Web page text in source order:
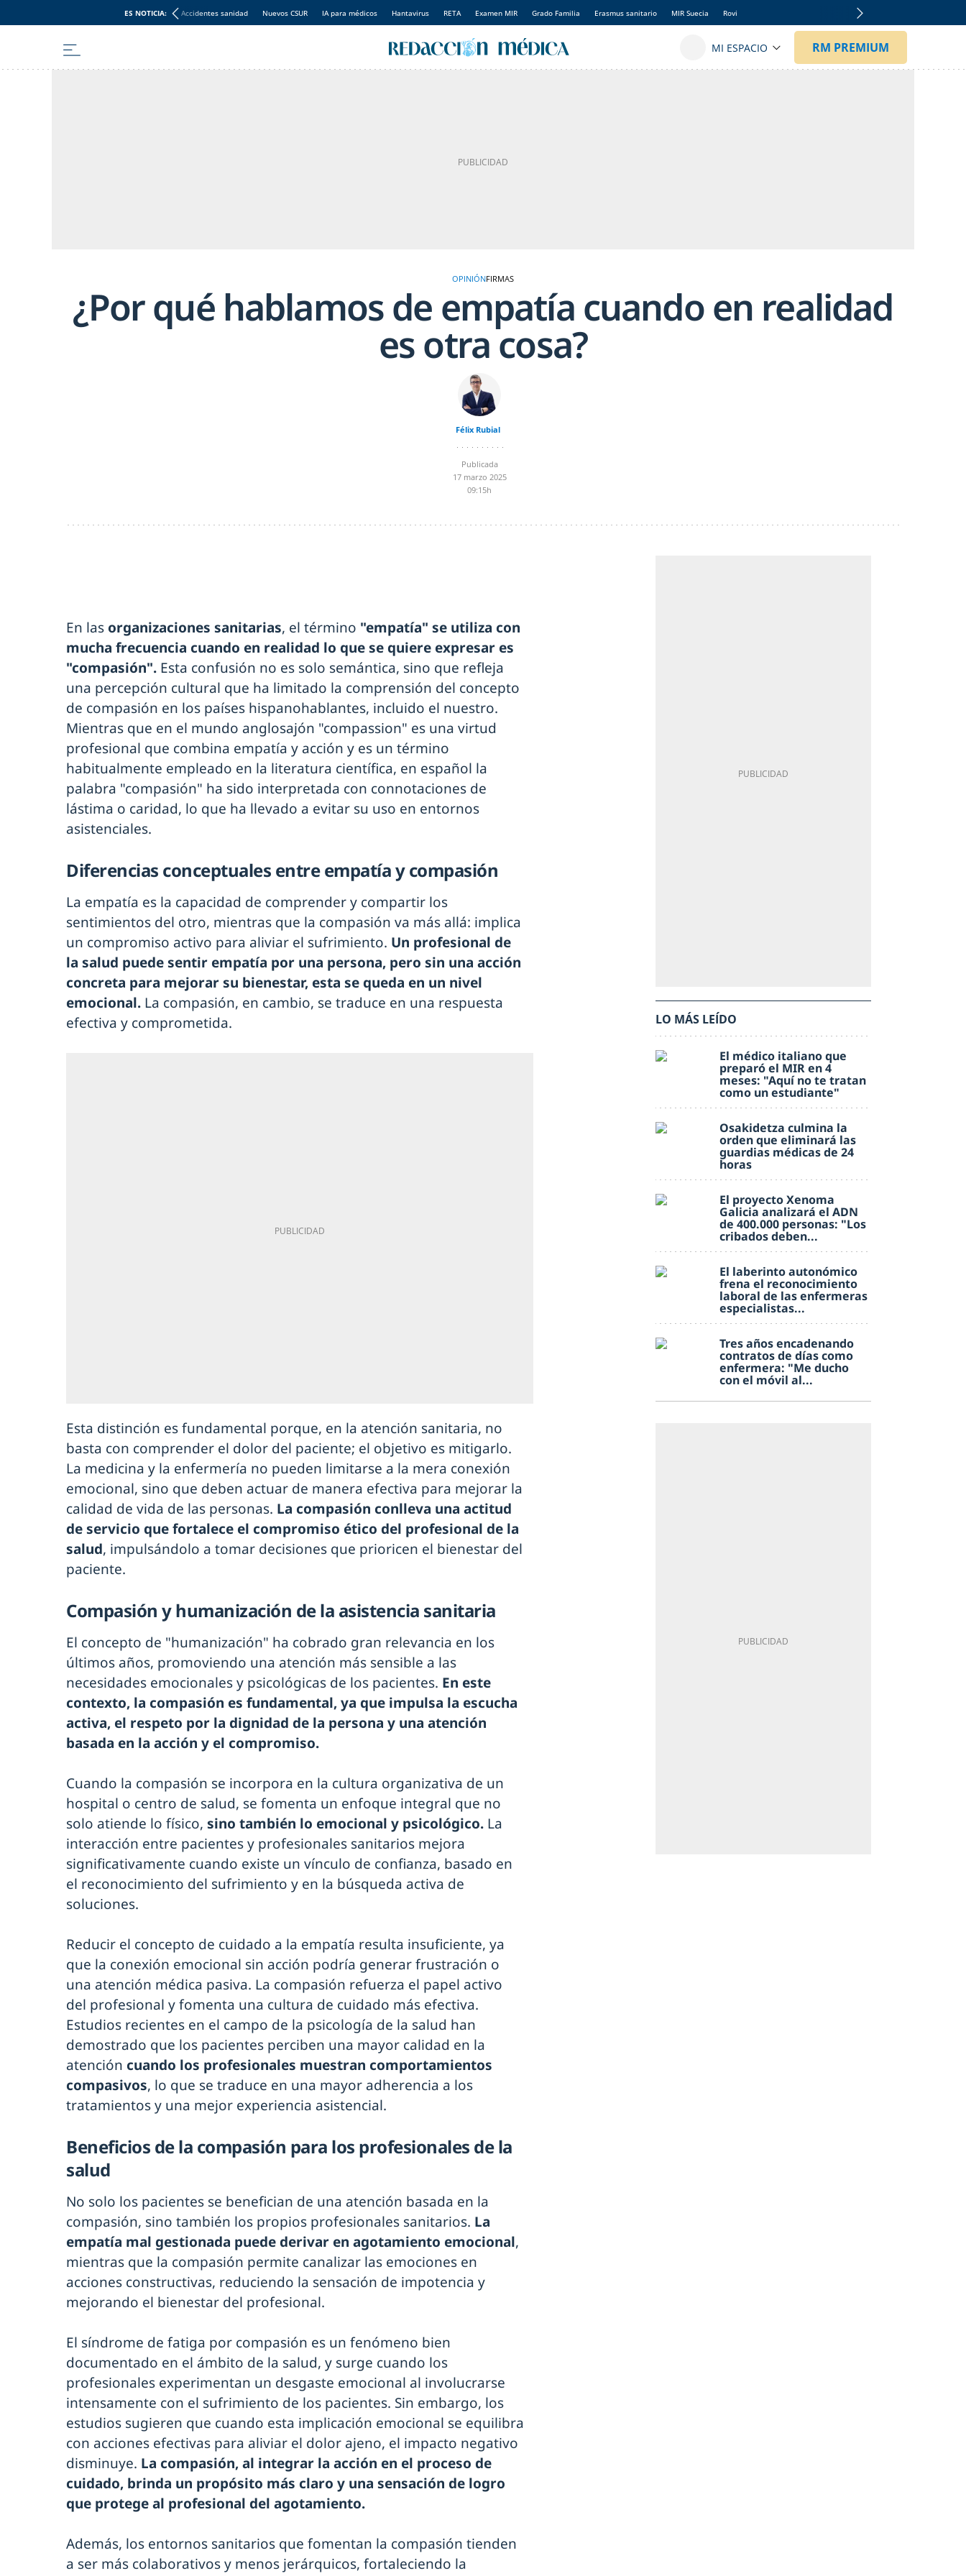
ES NOTICIA: Accidentes sanidad Nuevos CSUR IA para médicos Hantavirus RETA Examen MIR Grado Familia Erasmus sanitario MIR Suecia Rovi
OPINIÓNFIRMAS
¿Por qué hablamos de empatía cuando en realidad
es otra cosa?
Félix Rubial
Publicada
17 marzo 2025
09:15h
En las organizaciones sanitarias, el término "empatía" se utiliza con
mucha frecuencia cuando en realidad lo que se quiere expresar es
"compasión". Esta confusión no es solo semántica, sino que refleja
una percepción cultural que ha limitado la comprensión del concepto
de compasión en los países hispanohablantes, incluido el nuestro.
Mientras que en el mundo anglosajón "compassion" es una virtud
profesional que combina empatía y acción y es un término
habitualmente empleado en la literatura científica, en español la
palabra "compasión" ha sido interpretada con connotaciones de
lástima o caridad, lo que ha llevado a evitar su uso en entornos
asistenciales.
Diferencias conceptuales entre empatía y compasión
La empatía es la capacidad de comprender y compartir los
sentimientos del otro, mientras que la compasión va más allá: implica
un compromiso activo para aliviar el sufrimiento. Un profesional de
la salud puede sentir empatía por una persona, pero sin una acción
concreta para mejorar su bienestar, esta se queda en un nivel
emocional. La compasión, en cambio, se traduce en una respuesta
efectiva y comprometida.
Esta distinción es fundamental porque, en la atención sanitaria, no
basta con comprender el dolor del paciente; el objetivo es mitigarlo.
La medicina y la enfermería no pueden limitarse a la mera conexión
emocional, sino que deben actuar de manera efectiva para mejorar la
calidad de vida de las personas. La compasión conlleva una actitud
de servicio que fortalece el compromiso ético del profesional de la
salud, impulsándolo a tomar decisiones que prioricen el bienestar del
paciente.
Compasión y humanización de la asistencia sanitaria
El concepto de "humanización" ha cobrado gran relevancia en los
últimos años, promoviendo una atención más sensible a las
necesidades emocionales y psicológicas de los pacientes. En este
contexto, la compasión es fundamental, ya que impulsa la escucha
activa, el respeto por la dignidad de la persona y una atención
basada en la acción y el compromiso.
Cuando la compasión se incorpora en la cultura organizativa de un
hospital o centro de salud, se fomenta un enfoque integral que no
solo atiende lo físico, sino también lo emocional y psicológico. La
interacción entre pacientes y profesionales sanitarios mejora
significativamente cuando existe un vínculo de confianza, basado en
el reconocimiento del sufrimiento y en la búsqueda activa de
soluciones.
Reducir el concepto de cuidado a la empatía resulta insuficiente, ya
que la conexión emocional sin acción podría generar frustración o
una atención médica pasiva. La compasión refuerza el papel activo
del profesional y fomenta una cultura de cuidado más efectiva.
Estudios recientes en el campo de la psicología de la salud han
demostrado que los pacientes perciben una mayor calidad en la
atención cuando los profesionales muestran comportamientos
compasivos, lo que se traduce en una mayor adherencia a los
tratamientos y una mejor experiencia asistencial.
Beneficios de la compasión para los profesionales de la
salud
No solo los pacientes se benefician de una atención basada en la
compasión, sino también los propios profesionales sanitarios. La
empatía mal gestionada puede derivar en agotamiento emocional,
mientras que la compasión permite canalizar las emociones en
acciones constructivas, reduciendo la sensación de impotencia y
mejorando el bienestar del profesional.
El síndrome de fatiga por compasión es un fenómeno bien
documentado en el ámbito de la salud, y surge cuando los
profesionales experimentan un desgaste emocional al involucrarse
intensamente con el sufrimiento de los pacientes. Sin embargo, los
estudios sugieren que cuando esta implicación emocional se equilibra
con acciones efectivas para aliviar el dolor ajeno, el impacto negativo
disminuye. La compasión, al integrar la acción en el proceso de
cuidado, brinda un propósito más claro y una sensación de logro
que protege al profesional del agotamiento.
Además, los entornos sanitarios que fomentan la compasión tienden
a ser más colaborativos y menos jerárquicos, fortaleciendo la
LO MÁS LEÍDO
El médico italiano que
preparó el MIR en 4
meses: "Aquí no te tratan
como un estudiante"
Osakidetza culmina la
orden que eliminará las
guardias médicas de 24
horas
El proyecto Xenoma
Galicia analizará el ADN
de 400.000 personas: "Los
cribados deben...
El laberinto autonómico
frena el reconocimiento
laboral de las enfermeras
especialistas...
Tres años encadenando
contratos de días como
enfermera: "Me ducho
con el móvil al...